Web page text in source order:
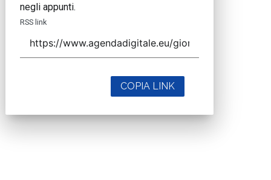
negli appunti.
RSS link
COPIA LINK